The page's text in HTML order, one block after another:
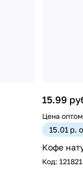
15.99
Цена
15.01 р.
Кофе
Код: 121821